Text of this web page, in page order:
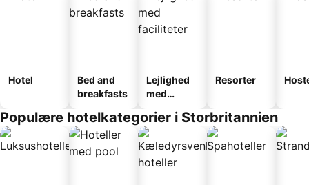
Hotel
Bed and
breakfasts
Lejlighed
med
Resorter
Populære hotelkategorier i Storbritannien